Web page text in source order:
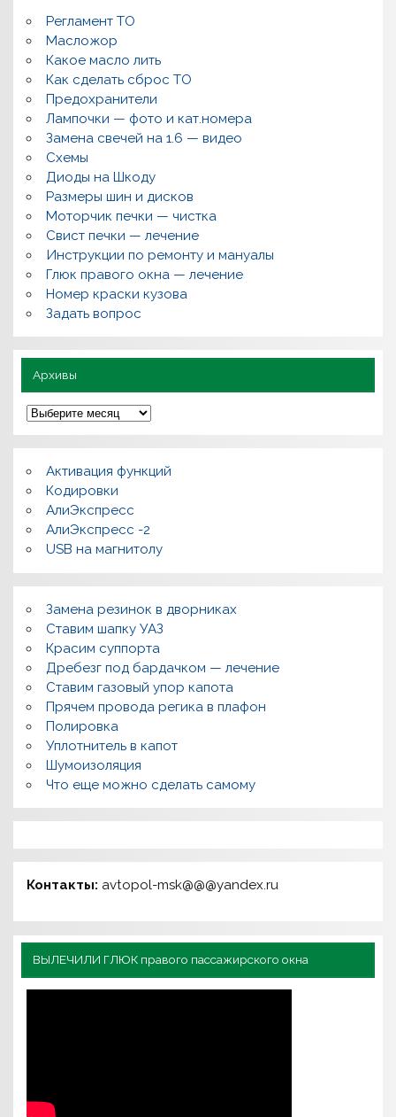
к
и
р
е
м
о
н
т
,
в
о
п
р
о
ы
,
о
л
з
Регламент ТО
Масложор
Какое масло лить
Как сделать сброс ТО
Предохранители
Лампочки — фото и кат.номера
Замена свечей на 1.6 — видео
Схемы
Диоды на Шкоду
Размеры шин и дисков
Моторчик печки — чистка
Свист печки — лечение
Инструкции по ремонту и мануалы
Глюк правого окна — лечение
Номер краски кузова
Задать вопрос
Архивы
А
р
х
и
ы
Активация функций
Кодировки
АлиЭкспресс
АлиЭкспресс -2
USB на магнитолу
Замена резинок в дворниках
Ставим шапку УАЗ
Красим суппорта
Дребезг под бардачком — лечение
Ставим газовый упор капота
Прячем провода регика в плафон
Полировка
Уплотнитель в капот
Шумоизоляция
Что еще можно сделать самому
Контакты: avtopol-msk@@@yandex.ru
ВЫЛЕЧИЛИ ГЛЮК правого пассажирского окна